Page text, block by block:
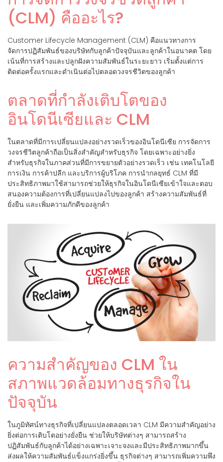
(CLM) คืออะไร?
Customer Lifecycle Management (CLM) คือแนวทางการ
จัดการปฏิสัมพันธ์ของบริษัทกับลูกค้าปัจจุบันและลูกค้าในอนาคต โดย
เน้นที่การสร้างและปลูกฝังความสัมพันธ์ในระยะยาว เริ่มตั้งแต่การ
ติดต่อครั้งแรกและดำเนินต่อไปตลอดวงจรชีวิตของลูกค้า
ตลาดที่กำลังเติบโตของ
อินโดนีเซียและ CLM
ในตลาดที่มีการเปลี่ยนแปลงอย่างรวดเร็วของอินโดนีเซีย การจัดการ
วงจรชีวิตลูกค้าถือเป็นสิ่งสำคัญสำหรับธุรกิจ โดยเฉพาะอย่างยิ่ง
สำหรับธุรกิจในภาคส่วนที่มีการขยายตัวอย่างรวดเร็ว เช่น เทคโนโลยี
การเงิน การค้าปลีก และบริการผู้บริโภค การนำกลยุทธ์ CLM ที่มี
ประสิทธิภาพมาใช้สามารถช่วยให้ธุรกิจในอินโดนีเซียเข้าใจและตอบ
สนองความต้องการที่เปลี่ยนแปลงไปของลูกค้า สร้างความสัมพันธ์ที่
ยั่งยืน และเพิ่มความภักดีของลูกค้า
ความสำคัญของ CLM ใน
สภาพแวดล้อมทางธุรกิจใน
ปัจจุบัน
ในภูมิทัศน์ทางธุรกิจที่เปลี่ยนแปลงตลอดเวลา CLM มีความสำคัญอย่าง
ยิ่งต่อการเติบโตอย่างยั่งยืน ช่วยให้บริษัทต่างๆ สามารถสร้าง
ปฏิสัมพันธ์กับลูกค้าได้อย่างเฉพาะเจาะจงและมีประสิทธิภาพมากขึ้น
ส่งผลให้ความสัมพันธ์แข็งแกร่งยิ่งขึ้น ธุรกิจต่างๆ สามารถเพิ่มความพึง